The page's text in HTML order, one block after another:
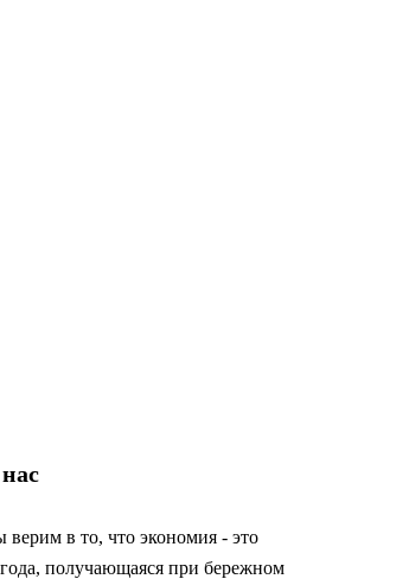
в то, что экономия - это
получающаяся при бережном